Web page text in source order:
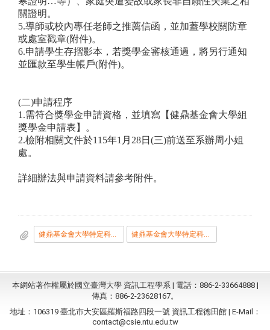
關證明。
5.導師或校內專任老師之推薦信函，並加蓋學校關防章
或處室戳章(附件)。
6.申請學生存摺影本，若獎學金審核通過，將另行通知
並匯款至學生帳戶(附件)。
(二)申請程序
1.需符合獎學金申請資格，並填寫【健鼎基金會大學組
獎學金申請表】。
2.檢附相關文件於115年1月28日(三)前送至系辦周小姐
處。
詳細辦法與申請資料請參考附件。
健鼎基金會大學特定科系申請辦法 健鼎基金會大學特定科系申請辦法
本網站著作權屬於國立臺灣大學 資訊工程學系 | 電話：886-2-33664888 |
傳真：886-2-23628167。
地址：106319 臺北市大安區羅斯福路四段一號 資訊工程德田館 | E-Mail：
contact@csie.ntu.edu.tw